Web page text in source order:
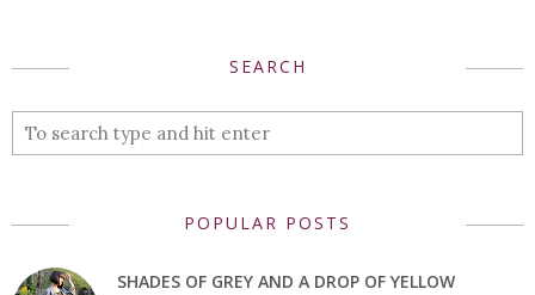
SEARCH
POPULAR POSTS
SHADES OF GREY AND A DROP OF YELLOW